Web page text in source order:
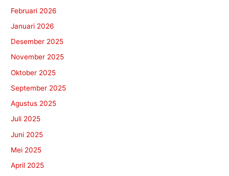
Februari 2026
Januari 2026
Desember 2025
November 2025
Oktober 2025
September 2025
Agustus 2025
Juli 2025
Juni 2025
Mei 2025
April 2025